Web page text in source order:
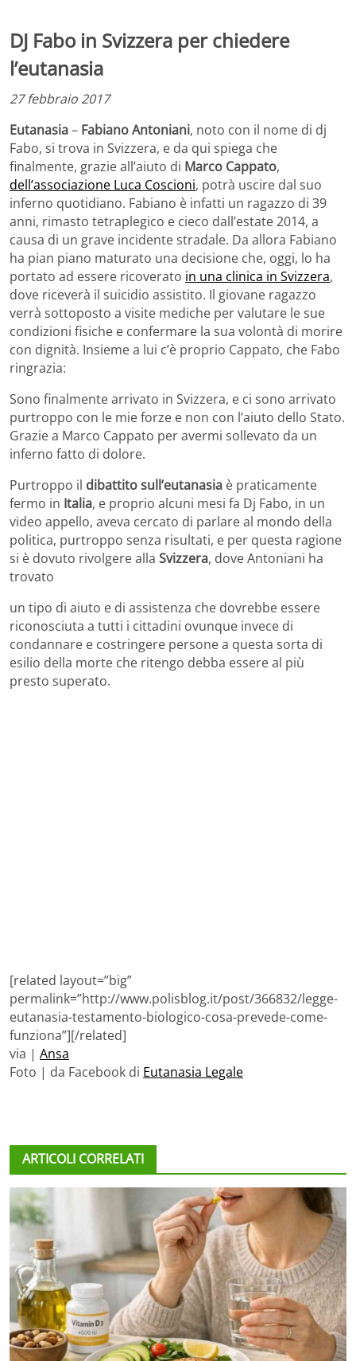
DJ Fabo in Svizzera per chiedere
l’eutanasia
27 febbraio 2017
Eutanasia– Fabiano Antoniani, noto con il nome di dj
Fabo, si trova in Svizzera, e da qui spiega che
finalmente, grazie all’aiuto di Marco Cappato,
dell’associazione Luca Coscioni, potrà uscire dal suo
inferno quotidiano. Fabiano è infatti un ragazzo di 39
anni, rimasto tetraplegico e cieco dall’estate 2014, a
causa di un grave incidente stradale. Da allora Fabiano
ha pian piano maturato una decisione che, oggi, lo ha
portato ad essere ricoverato in una clinica in Svizzera,
dove riceverà il suicidio assistito. Il giovane ragazzo
verrà sottoposto a visite mediche per valutare le sue
condizioni fisiche e confermare la sua volontà di morire
con dignità. Insieme a lui c’è proprio Cappato, che Fabo
ringrazia:
Sono finalmente arrivato in Svizzera, e ci sono arrivato
purtroppo con le mie forze e non con l’aiuto dello Stato.
Grazie a Marco Cappato per avermi sollevato da un
inferno fatto di dolore.
Purtroppo il dibattito sull’eutanasia è praticamente
fermo in Italia, e proprio alcuni mesi fa Dj Fabo, in un
video appello, aveva cercato di parlare al mondo della
politica, purtroppo senza risultati, e per questa ragione
si è dovuto rivolgere alla Svizzera, dove Antoniani ha
trovato
un tipo di aiuto e di assistenza che dovrebbe essere
riconosciuta a tutti i cittadini ovunque invece di
condannare e costringere persone a questa sorta di
esilio della morte che ritengo debba essere al più
presto superato.
[related layout=”big”
permalink=”http://www.polisblog.it/post/366832/legge-
eutanasia-testamento-biologico-cosa-prevede-come-
funziona”][/related]
via | Ansa
Foto | da Facebook di Eutanasia Legale
ARTICOLI CORRELATI